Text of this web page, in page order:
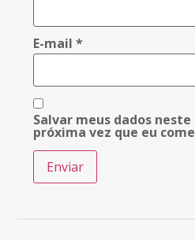
E-mail*
Salvar meus dados
próxima vez que eu